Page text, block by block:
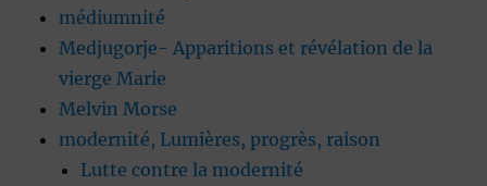
médiumnité
Medjugorje- Apparitions et révélation de la
vierge Marie
Melvin Morse
modernité, Lumières, progrès, raison
Lutte contre la modernité